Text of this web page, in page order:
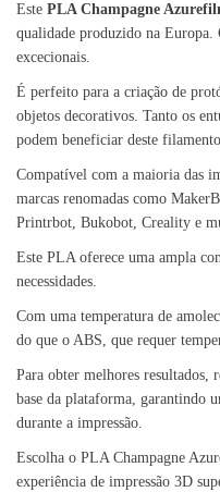
Este PLA Champagne
qualidade produzido na Europa.
excecionais.
É perfeito para a criação de
objetos decorativos. Tanto os
podem beneficiar deste
Compatível com a maioria das
marcas renomadas como
Printrbot, Bukobot, Creality e
Este PLA oferece uma ampla
necessidades.
Com uma temperatura de
do que o ABS, que requer
Para obter melhores resultados,
base da plataforma, garantindo
durante a impressão.
Escolha o PLA Champagne
experiência de impressão 3D